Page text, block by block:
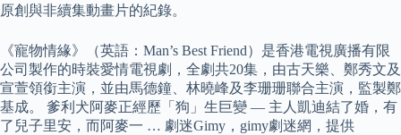
原創與非續集動畫片的紀錄。
《寵物情緣》（英語：Man’s Best Friend）是香港電視廣播有限
公司製作的時裝愛情電視劇，全劇共20集，由古天樂、鄭秀文及
宣萱領銜主演，並由馬德鐘、林曉峰及李珊珊聯合主演，監製鄭
基成。 爹利犬阿麥正經歷「狗」生巨變 — 主人凱迪結了婚，有
了兒子里安，而阿麥一 … 劇迷Gimy，gimy劇迷網，提供